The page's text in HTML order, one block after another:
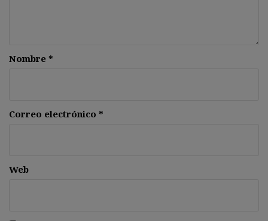
Nombre *
Correo electrónico *
Web